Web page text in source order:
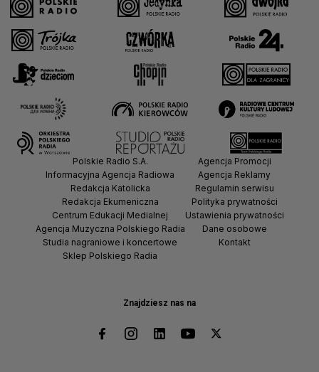
Znajdziesz nas na
Polskie Radio S.A.
Informacyjna Agencja Radiowa
Redakcja Katolicka
Redakcja Ekumeniczna
Centrum Edukacji Medialnej
Agencja Muzyczna Polskiego Radia
Studia nagraniowe i koncertowe
Sklep Polskiego Radia
Agencja Promocji
Agencja Reklamy
Regulamin serwisu
Polityka prywatności
Ustawienia prywatności
Dane osobowe
Kontakt